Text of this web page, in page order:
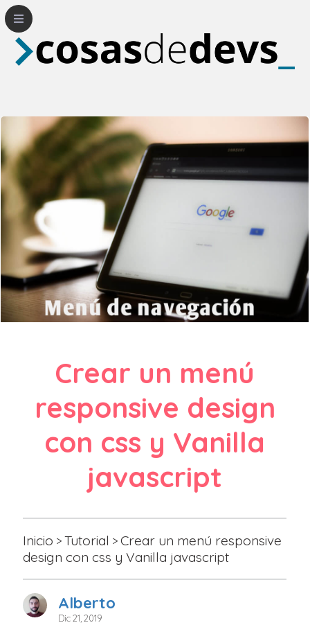
Crear un menú
responsive design
con css y Vanilla
javascript
Inicio > Tutorial > Crear un menú responsive
design con css y Vanilla javascript
Alberto
Dic 21, 2019